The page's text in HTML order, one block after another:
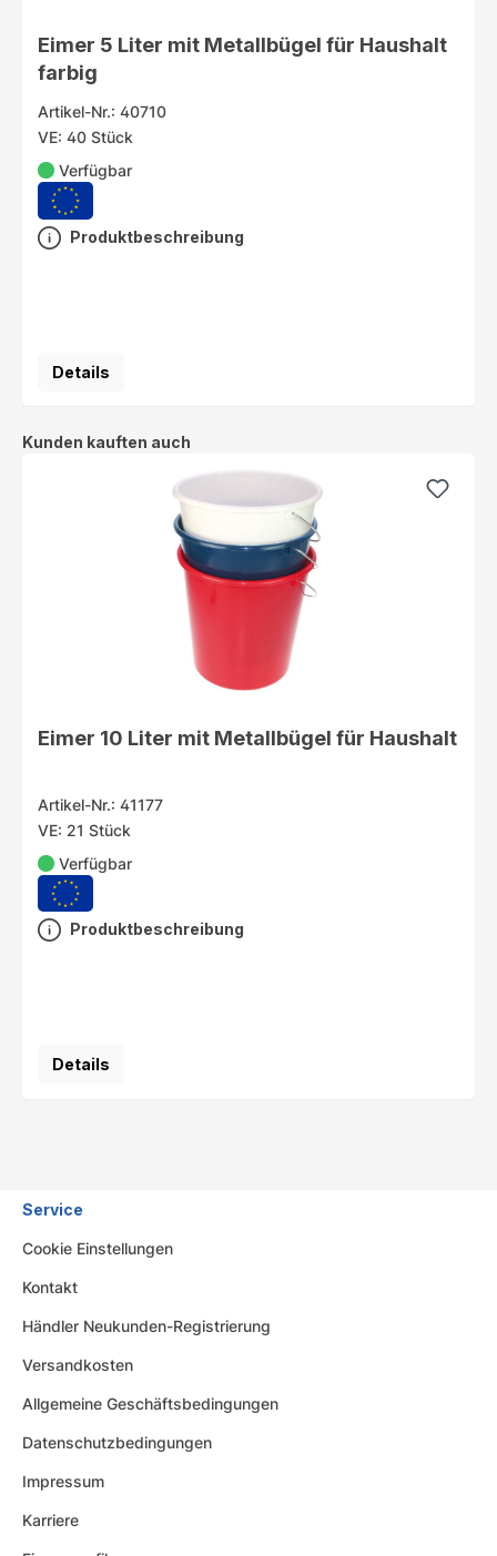
Eimer 5 Liter mit Metallbügel für Haushalt
farbig
Artikel-Nr.: 40710
VE: 40 Stück
Verfügbar
Produktbeschreibung
Details
Produktgalerie überspringen
Kunden kauften auch
Eimer 10 Liter mit Metallbügel für Haushalt
Artikel-Nr.: 41177
VE: 21 Stück
Verfügbar
Produktbeschreibung
Details
Service
Cookie Einstellungen
Kontakt
Händler Neukunden-Registrierung
Versandkosten
Allgemeine Geschäftsbedingungen
Datenschutzbedingungen
Impressum
Karriere